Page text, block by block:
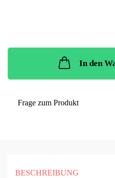
In den
Frage zum Produkt
BESCHREIBUNG